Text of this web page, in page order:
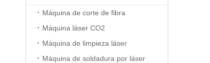
Máquina de corte de fibra
Máquina láser CO2
Máquina de limpieza láser
Máquina de soldadura por láser